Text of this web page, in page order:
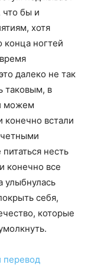
что бы и
хотя
конца ногтей
далеко не так
таковым, в
можем
конечно встали
несть
конечно все
себя,
которые
перевод